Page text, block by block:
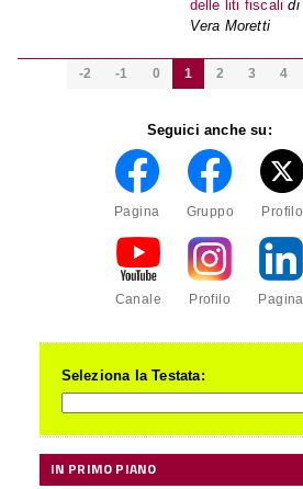
delle liti fiscali di
Vera Moretti
-2 -1 0 1 2 3 4
Seguici anche su:
Pagina Gruppo Profilo
Canale Profilo Pagina
Seleziona la Testata:
IN PRIMO PIANO